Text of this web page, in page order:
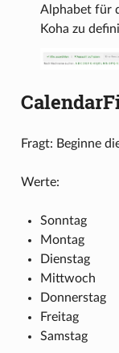
Alphabet für
Koha zu
Fragt: Beginne
Werte:
Sonntag
Montag
Dienstag
Mittwoch
Donnerstag
Freitag
Samstag